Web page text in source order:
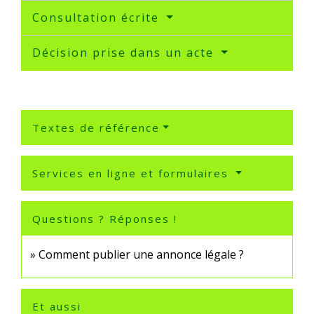
Consultation écrite
Décision prise dans un acte
Textes de référence
Services en ligne et formulaires
Questions ? Réponses !
Comment publier une annonce légale ?
Et aussi